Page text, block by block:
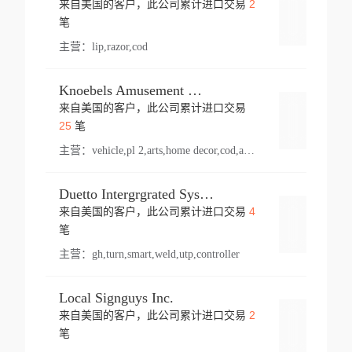
来自美国的客户，此公司累计进口交易 2
笔
主营： lip,razor,cod
Knoebels Amusement Resort
来自美国的客户，此公司累计进口交易
25笔
主营： vehicle,pl 2,arts,home decor,cod,amusement ride,sea
Duetto Intergrgrated Systems Inc.
来自美国的客户，此公司累计进口交易 4
笔
主营： gh,turn,smart,weld,utp,controller
Local Signguys Inc.
来自美国的客户，此公司累计进口交易 2
笔